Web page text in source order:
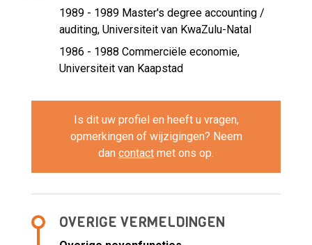
1989 - 1989 Master's degree accounting /
auditing, Universiteit van KwaZulu-Natal
1986 - 1988 Commerciële economie,
Universiteit van Kaapstad
Is dit uw profiel en heeft u vragen,
opmerkingen of wijzigingen? Neem
dan contact met ons op.
OVERIGE VERMELDINGEN